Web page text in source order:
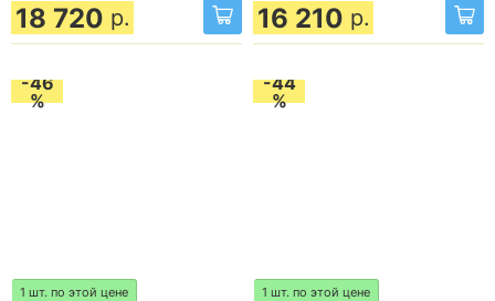
18 720 р. 16 210 р.
-46
%
1 шт. по этой цене
-44
%
1 шт. по этой цене